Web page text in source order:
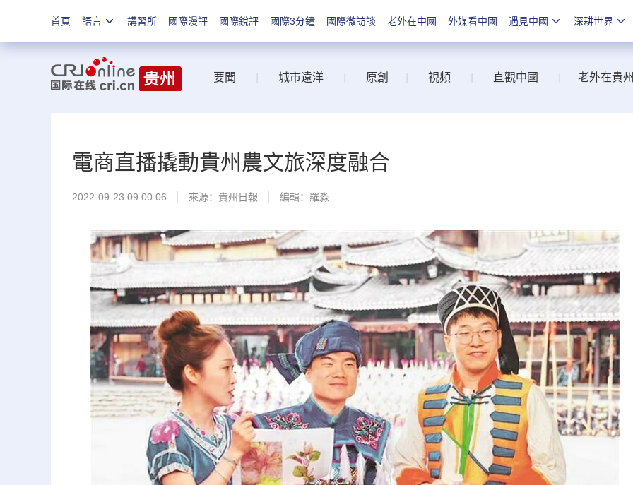
首頁 語言 講習所 國際漫評 國際銳評 國際3分鐘 國際微訪談 老外在中國 外媒看中國 遇見中國 深耕世界
要聞 城市遠洋 原創 視頻 直觀中國 老外在貴州
電商直播撬動貴州農文旅深度融合
2022-09-23 09:00:06 來源： 貴州日報 編輯：羅淼